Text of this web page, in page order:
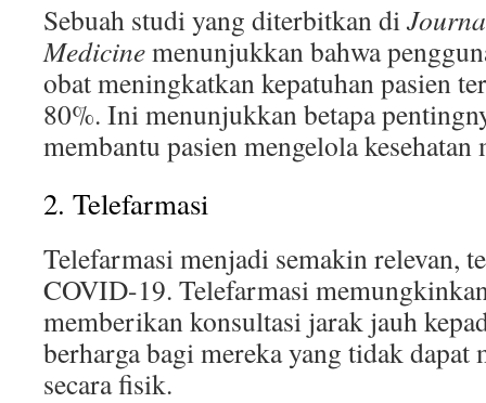
Sebuah studi yang diterbitkan di
Medicinemenunjukkan bahwa
obat meningkatkan kepatuhan pasien
80%. Ini menunjukkan betapa
membantu pasien mengelola kesehatan
2. Telefarmasi
Telefarmasi menjadi semakin relevan,
COVID-19. Telefarmasi
memberikan konsultasi jarak jauh
berharga bagi mereka yang tidak
secara fisik.